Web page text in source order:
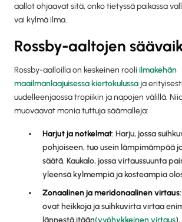
aallot ohjaavat sitä, onko tietyssä paikassa
vai kylmä ilma.
Rossby-aaltojen
Rossby-aalloilla on keskeinen rooli ilmakehän
maailmanlaajuisessa kiertokulussa ja
uudelleenjaossa tropiikin ja napojen välillä.
muovaavat monia tuttuja säämalleja:
Harjut ja notkelmat: Harju, jossa
pohjoiseen, tuo usein lämpimämpää
säätä. Kaukalo, jossa virtaussuunta
yleensä kylmempiä ja kosteampia
Zonaalinen ja meridonaalinen virtaus
ovat heikkoja ja suihkuvirta virtaa
lännestä itään(vyöhykkeinen virtaus